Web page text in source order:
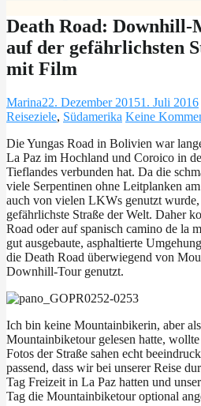
Death Road:
auf der gefährlichsten
mit Film
Marina22. Dezember 20151. Juli 2016
Reiseziele, Südamerika Keine
Die Yungas Road in Bolivien war
La Paz im Hochland und Coroico in
Tieflandes verbunden hat. Da die
viele Serpentinen ohne Leitplanken
auch von vielen LKWs genutzt wurde,
gefährlichste Straße der Welt. Daher
Road oder auf spanisch camino de la
gut ausgebaute, asphaltierte
die Death Road überwiegend von
Downhill-Tour genutzt.
Ich bin keine Mountainbikerin, aber
Mountainbiketour gelesen hatte,
Fotos der Straße sahen echt
passend, dass wir bei unserer Reise
Tag Freizeit in La Paz hatten und
Tag die Mountainbiketour optional